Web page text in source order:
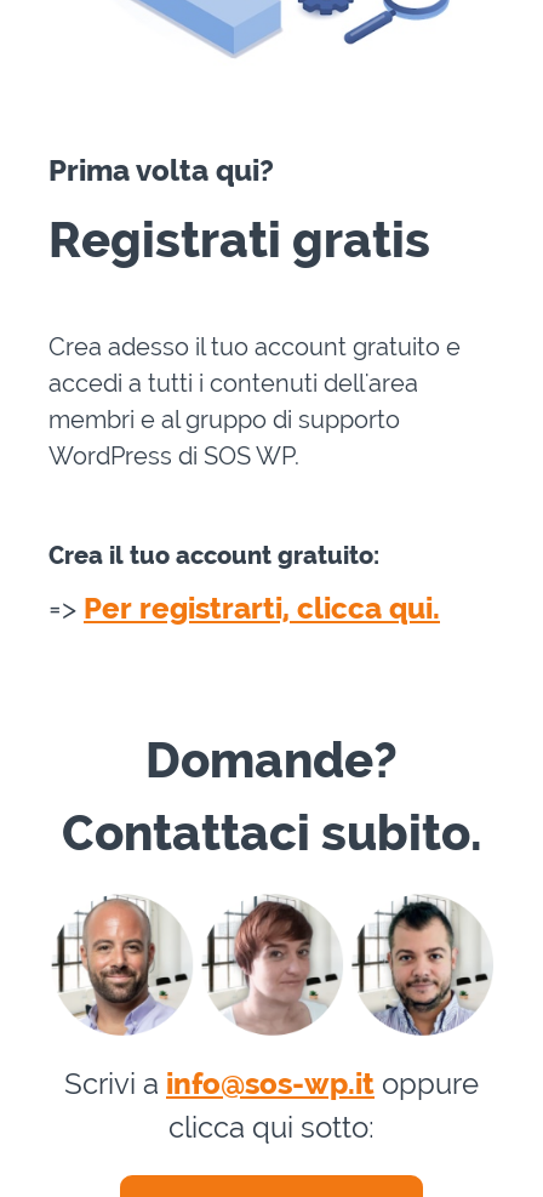
Prima volta qui?
Registrati gratis
Crea adesso il tuo account gratuito e
accedi a tutti i contenuti dell'area
membri e al gruppo di supporto
WordPress di SOS WP.
Crea il tuo account gratuito:
=> Per registrarti, clicca qui.
Domande?
Contattaci subito.
Scrivi a info@sos-wp.it oppure
clicca qui sotto: